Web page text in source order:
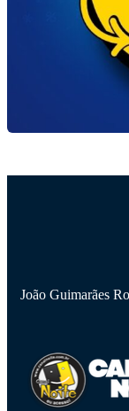
João Guimarães